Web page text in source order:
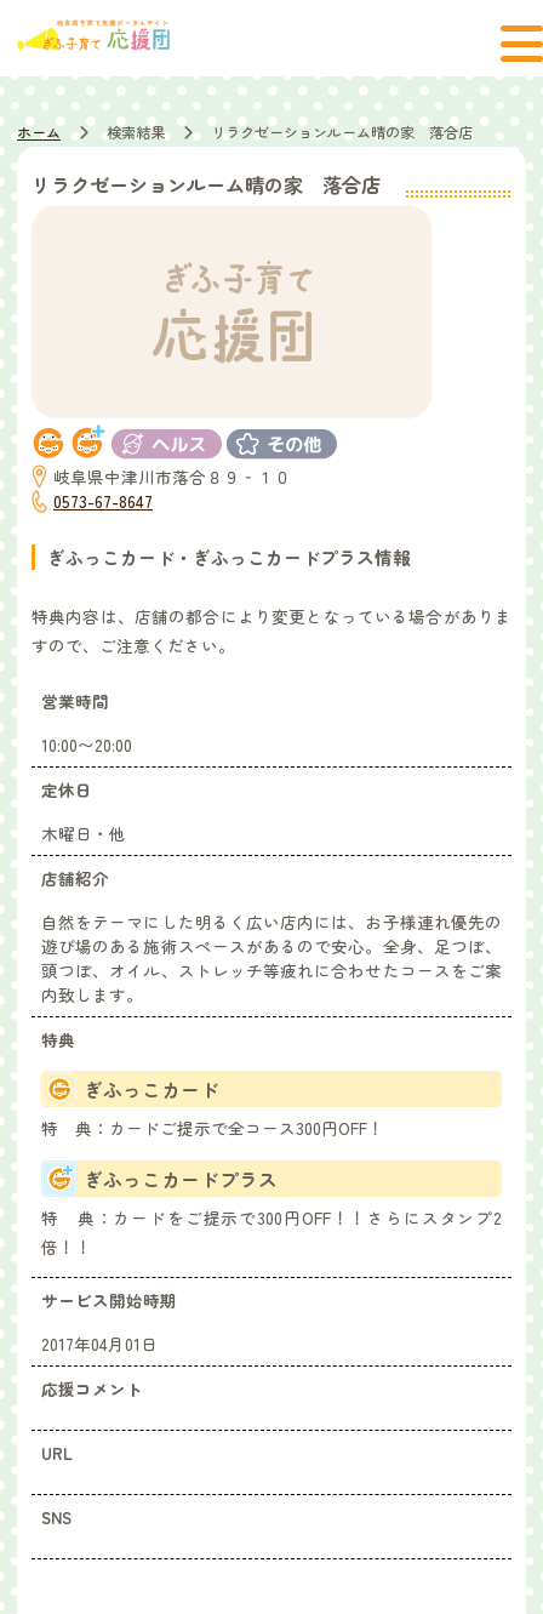
ホーム 検索結果 リラクゼーションルーム晴の家 落合店
リラクゼーションルーム晴の家 落合店
岐阜県中津川市落合８９‐１０
0573-67-8647
ぎふっこカード・ぎふっこカードプラス情報
特典内容は、店舗の都合により変更となっている場合がありま
すので、ご注意ください。
営業時間
10:00〜20:00
定休日
木曜日・他
店舗紹介
自然をテーマにした明るく広い店内には、お子様連れ優先の
遊び場のある施術スペースがあるので安心。全身、足つぼ、
頭つぼ、オイル、ストレッチ等疲れに合わせたコースをご案
内致します。
特典
ぎふっこカード
特 典： カードご提示で全コース300円OFF！
ぎふっこカードプラス
特 典： カードをご提示で300円OFF！！さらにスタンプ2
倍！！
サービス開始時期
2017年04月01日
応援コメント
URL
SNS